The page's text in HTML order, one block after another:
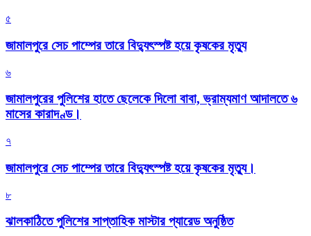
৫
জামালপুরে সেচ পাম্পের তারে বিদ্যুৎস্পষ্ট হয়ে কৃষকের মৃত্যু
৬
জামালপুরের পুলিশের হাতে ছেলেকে দিলো বাবা, ভ্রাম্যমাণ আদালতে ৬
মাসের কারাদণ্ড।
৭
জামালপুরে সেচ পাম্পের তারে বিদ্যুৎস্পষ্ট হয়ে কৃষকের মৃত্যু।
৮
‎ঝালকাঠিতে পুলিশের সাপ্তাহিক মাস্টার প্যারেড অনুষ্ঠিত